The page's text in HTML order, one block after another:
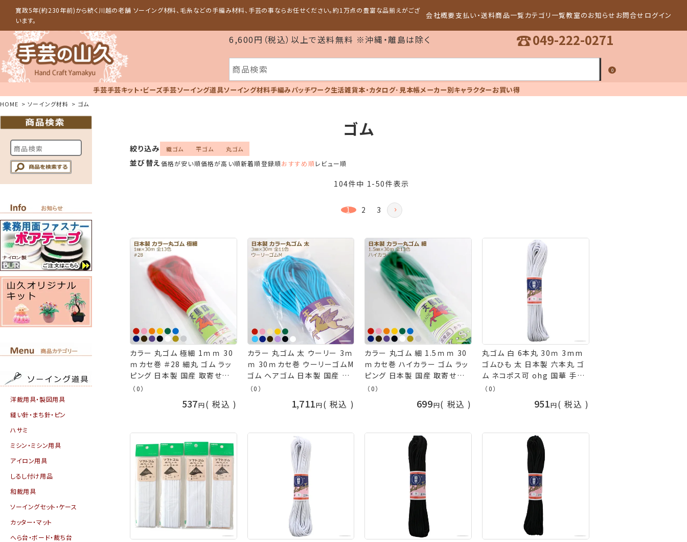
寛政5年(約230年前)から続く川越の老舗 ソーイング材料、毛糸などの手編み材料、手芸の事ならお任せください。約1万点の豊富な品揃えがござ
います。
会社概要支払い・送料商品一覧 カテゴリ一覧教室のお知らせ お問合せ ログイン
6,600円（税込）以上で送料無料 ※沖縄・離島は除く ☎049-222-0271
0
手芸手芸キット・ビーズ手芸ソーイング道具ソーイング材料手編みパッチワーク生活雑貨本・カタログ･見本帳メーカー別キャラクターお買い得
HOME ソーイング材料 ゴム
洋裁用具・製図用具
縫い針・まち針・ピン
ハサミ
ミシン・ミシン用具
アイロン用具
しるし付け用品
和裁用具
ソーイングセット・ケース
カッター・マット
へら台・ボード・裁ち台
ゴム
絞り込み 織ゴム 平ゴム 丸ゴム
並び替え価格が安い順価格が高い順新着順登録順おすすめ順レビュー順
104件中 1 -50件表示
1 2 3
カラー 丸ゴム 極細 1ｍｍ 30
ｍカセ巻 ＃28 細丸 ゴム ラッ
ピング 日本製 国産 取寄せ商
品 金天馬 川村製紐 白 黒 赤
紺 こげ茶 黄色 ピンク 青 緑 オ
レンジ 紫 金 銀 ホワイト ブラッ
エロー ブルー ゴールド シルバ
ー ネコポス可 手芸の山久
（0）
537 税込
カラー 丸ゴム 太 ウーリー 3ｍ
ｍ 30ｍカセ巻 ウーリーゴムM
ゴム ヘアゴム 日本製 国産 取
寄せ商品 金天馬 川村製紐 白
黒 赤 紺 茶 黄色 ピンク 青 緑
紫 ベージュ ホワイト ブラック
ロー ブルー グリーン パープル
ネコポス可 手芸の山久
（0）
1,711 税込
カラー 丸ゴム 細 1.5ｍｍ 30
ｍカセ巻 ハイカラー ゴム ラッ
ピング 日本製 国産 取寄せ商
品 金天馬 川村製紐 白 黒 赤
紺 こげ茶 黄色 ピンク 青 緑 オ
レンジ 紫 金 銀 ホワイト ブラッ
エロー ブルー ゴールド シルバ
ー ネコポス可 手芸の山久
（0）
699 税込
丸ゴム 白 6本丸 30ｍ 3mm
ゴムひも 太 日本製 六本丸 ゴ
ム ネコポス可 ohg 国華 手芸
の山久
（0）
951 税込